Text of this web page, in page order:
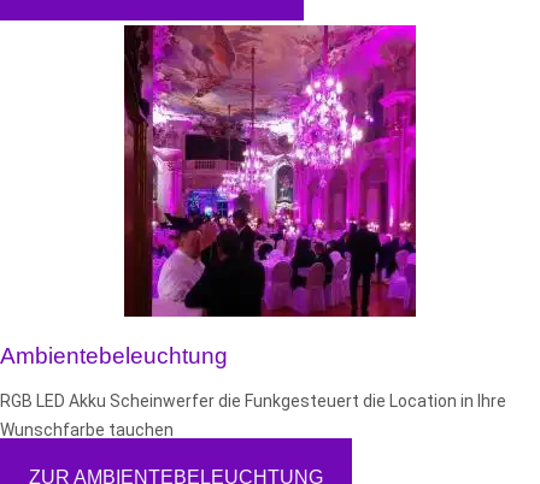
Ambientebeleuchtung
RGB LED Akku Scheinwerfer die Funkgesteuert die Location in Ihre
Wunschfarbe tauchen
ZUR AMBIENTEBELEUCHTUNG